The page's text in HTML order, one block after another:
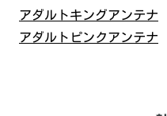
アダルトキングアンテナ
アダルトピンクアンテナ